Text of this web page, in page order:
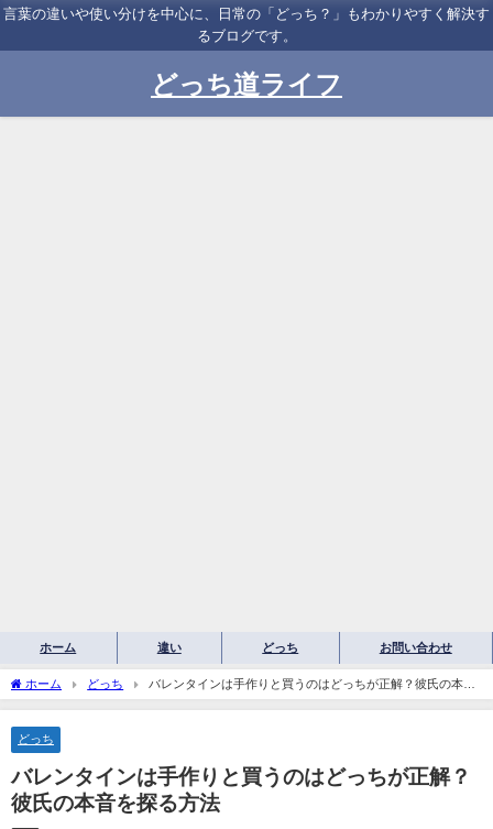
言葉の違いや使い分けを中心に、日常の「どっち？」もわかりやすく解決す
るブログです。
どっち道ライフ
ホーム 違い どっち お問い合わせ
ホーム どっち
バレンタインは手作りと買うのはどっちが正解？彼氏の本音
を探る方法
どっち
バレンタインは手作りと買うのはどっちが正解？
彼氏の本音を探る方法